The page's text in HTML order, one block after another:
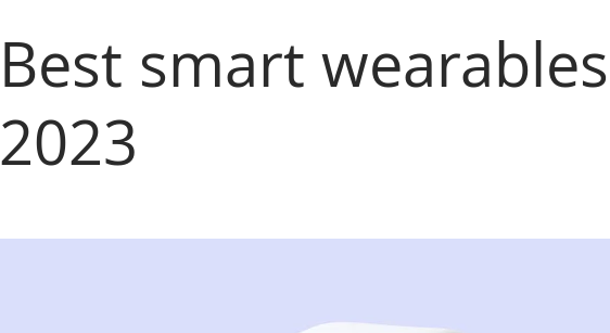
Best smart
2023